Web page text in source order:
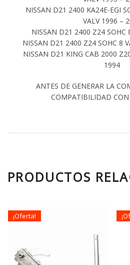
NISSAN D21 2400 KA24E-EGI
VALV 1996 –
NISSAN D21 2400 Z24 SOHC
NISSAN D21 2400 Z24 SOHC 8
NISSAN D21 KING CAB 2000
1994
ANTES DE GENERAR LA
COMPATIBILIDAD
PRODUCTOS
¡Oferta!